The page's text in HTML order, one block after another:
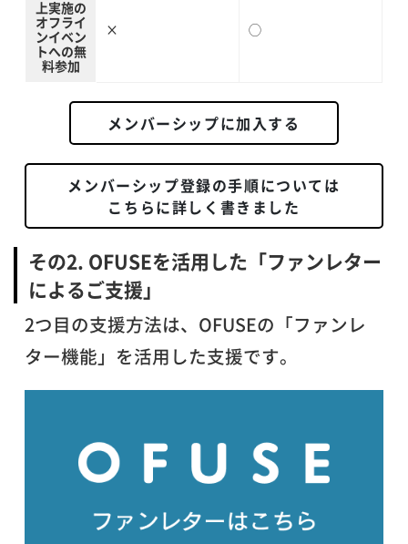
上実施の
オフライ
ンイベン
トへの無
料参加
× ◯
メンバーシップに加入する
メンバーシップ登録の手順については
こちらに詳しく書きました
その2. OFUSEを活用した「ファンレター
によるご支援」
2つ目の支援方法は、OFUSEの「ファンレ
ター機能」を活用した支援です。